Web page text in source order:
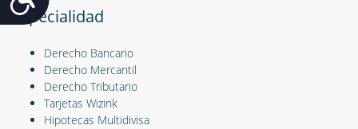
Especialidad
Derecho Bancario
Derecho Mercantil
Derecho Tributario
Tarjetas Wizink
Hipotecas Multidivisa